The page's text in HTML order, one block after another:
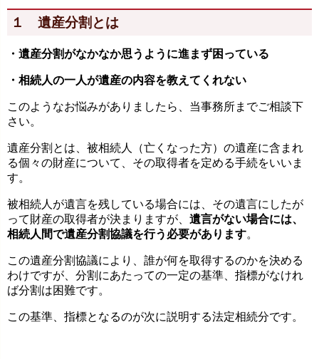
１ 遺産分割とは
・遺産分割がなかなか思うように進まず困っている
・相続人の一人が遺産の内容を教えてくれない
このようなお悩みがありましたら、当事務所までご相談下
さい。
遺産分割とは、被相続人（亡くなった方）の遺産に含まれ
る個々の財産について、その取得者を定める手続をいいま
す。
被相続人が遺言を残している場合には、その遺言にしたが
って財産の取得者が決まりますが、 遺言がない場合には、
相続人間で遺産分割協議を行う必要があります。
この遺産分割協議により、誰が何を取得するのかを決める
わけですが、分割にあたっての一定の基準、指標がなけれ
ば分割は困難です。
この基準、指標となるのが次に説明する法定相続分です。